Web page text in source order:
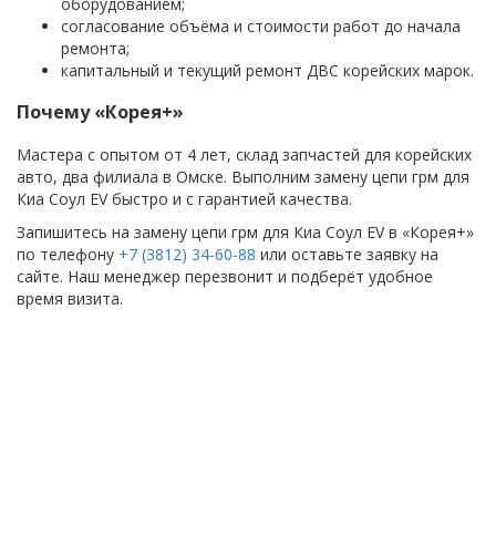
согласование объёма и стоимости работ до начала
ремонта;
капитальный и текущий ремонт ДВС корейских марок.
Почему «Корея+»
Мастера с опытом от 4 лет, склад запчастей для корейских
авто, два филиала в Омске. Выполним замену цепи грм для
Киа Соул EV быстро и с гарантией качества.
Запишитесь на замену цепи грм для Киа Соул EV в «Корея+»
по телефону +7 (3812) 34-60-88 или оставьте заявку на
сайте. Наш менеджер перезвонит и подберёт удобное
время визита.